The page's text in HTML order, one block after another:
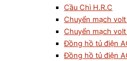
Cầu Chì H.R.C
Chuyển mạch
Chuyển mạch
Đồng hồ tủ điện
Đồng hồ tủ điện